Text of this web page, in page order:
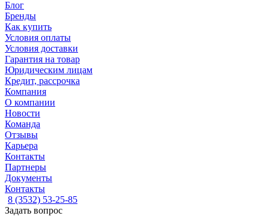
Блог
Бренды
Как купить
Условия оплаты
Условия доставки
Гарантия на товар
Юридическим лицам
Кредит, рассрочка
Компания
О компании
Новости
Команда
Отзывы
Карьера
Контакты
Партнеры
Документы
Контакты
8 (3532) 53-25-85
Задать вопрос